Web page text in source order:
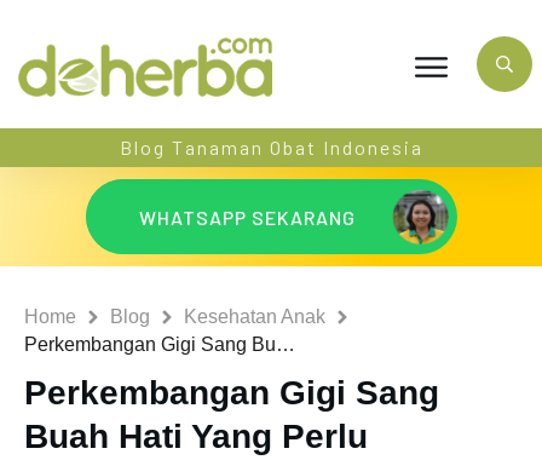
Blog Tanaman Obat Indonesia
WHATSAPP SEKARANG
Home Blog
Kesehatan Anak
Perkembangan Gigi Sang Buah Hati Yang Perlu Diperhatikan
Perkembangan Gigi Sang
Buah Hati Yang Perlu